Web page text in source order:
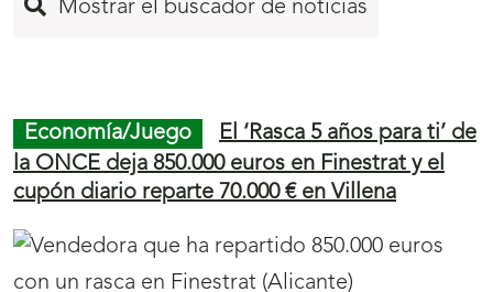
Mostrar el buscador de noticias
de
página
1
Economía/Juego
El ‘Rasca 5 años para ti’ de
la ONCE deja 850.000 euros en Finestrat y el
cupón diario reparte 70.000 € en Villena